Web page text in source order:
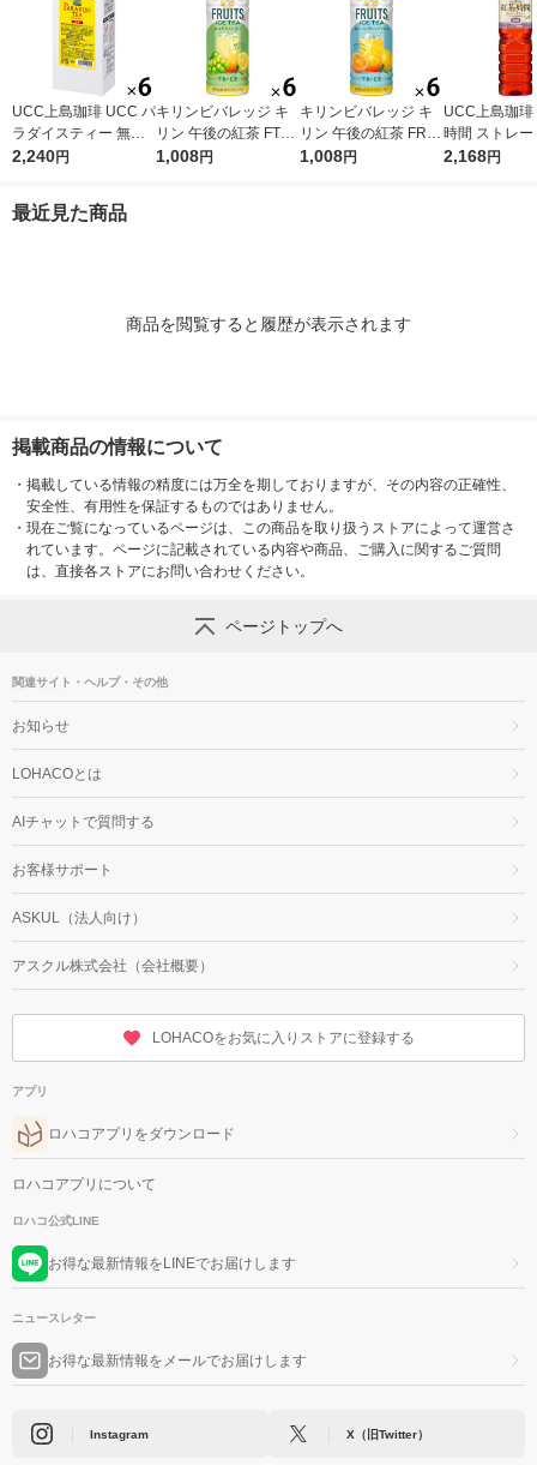
UCC上島珈琲 UCC パ
ラダイスティー 無糖
1000ml 1箱（6本入）
2,240円
キリンビバレッジ キ
リン 午後の紅茶 FTUI
TS ＆ ICE TEA （フ
1,008円
キリンビバレッジ キ
リン 午後の紅茶 FRUI
TS ＆ ICE TEA （フ
1,008円
UCC上島珈琲
時間 ストレー
ー 無糖
2,168円
最近見た商品
商品を閲覧すると履歴が表示されます
掲載商品の情報について
・ 掲載している情報の精度には万全を期しておりますが、その内容の正確性、
安全性、有用性を保証するものではありません。
・ 現在ご覧になっているページは、この商品を取り扱うストアによって運営さ
れています。ページに記載されている内容や商品、ご購入に関するご質問
は、直接各ストアにお問い合わせください。
ページトップへ
関連サイト・ヘルプ・その他
お知らせ
LOHACOとは
AIチャットで質問する
お客様サポート
ASKUL（法人向け）
アスクル株式会社（会社概要）
LOHACOをお気に入りストアに登録する
アプリ
ロハコアプリをダウンロード
ロハコアプリについて
ロハコ公式LINE
お得な最新情報をLINEでお届けします
ニュースレター
お得な最新情報をメールでお届けします
Instagram X（旧Twitter）